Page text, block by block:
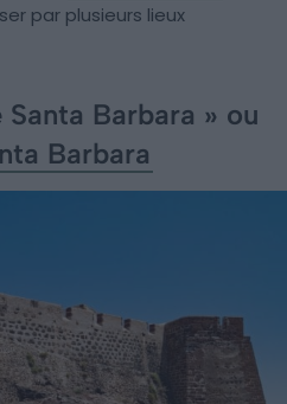
par plusieurs lieux
Barbara » ou
Barbara